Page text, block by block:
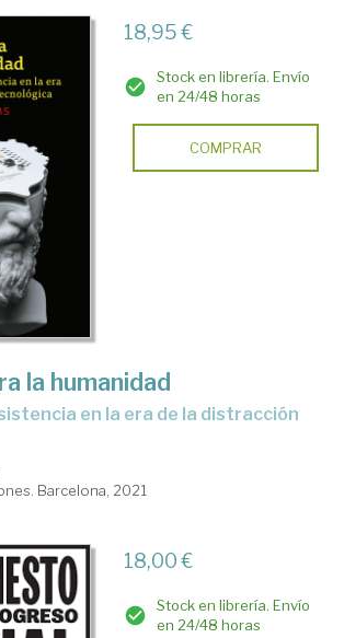
18,95 €
Stock en librería. Envío
en 24/48 horas
COMPRAR
la humanidad
Barcelona, 2021
18,00 €
Stock en librería. Envío
en 24/48 horas